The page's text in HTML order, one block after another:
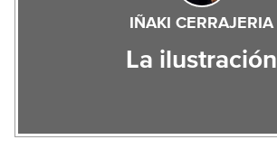
IÑAKI CERRAJERIA
La ilustración